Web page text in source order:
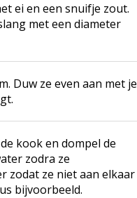
ei en een snuifje zout.
met een diameter
Duw ze even aan met je
kook en dompel de
zodra ze
zodat ze niet aan elkaar
bijvoorbeeld.